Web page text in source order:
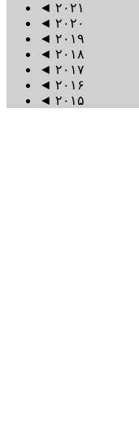
◄ ۲۰۲۱
◄ ۲۰۲۰
◄ ۲۰۱۹
◄ ۲۰۱۸
◄ ۲۰۱۷
◄ ۲۰۱۶
◄ ۲۰۱۵